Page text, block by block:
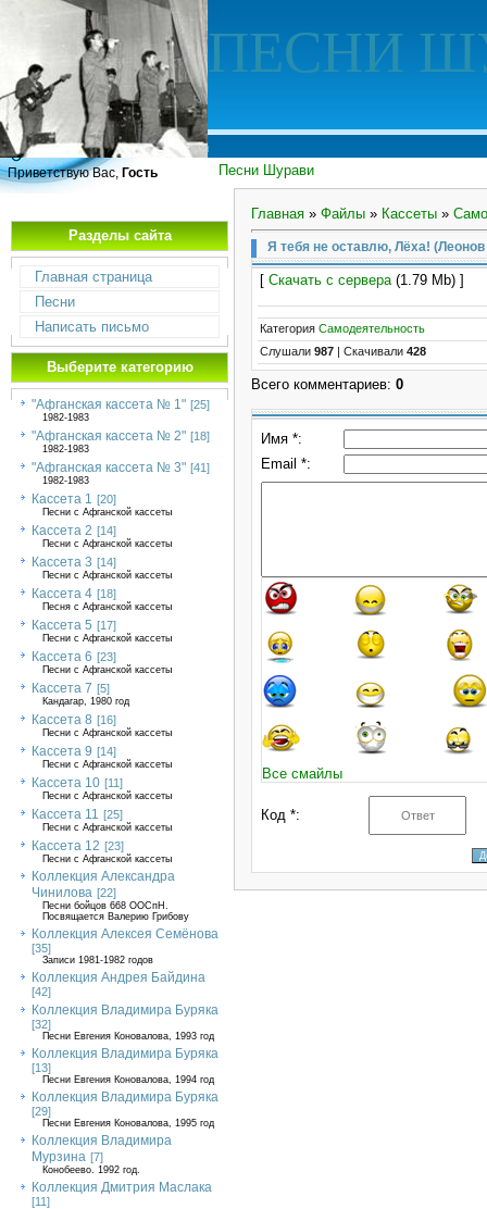
ПЕСНИ
Песни Шурави
Приветствую Вас, Гость
Разделы сайта
Главная страница
Песни
Написать письмо
Выберите категорию
"Афганская кассета № 1" [25]
1982-1983
"Афганская кассета № 2" [18]
1982-1983
"Афганская кассета № 3" [41]
1982-1983
Кассета 1 [20]
Песни с Афганской кассеты
Кассета 2 [14]
Песни с Афганской кассеты
Кассета 3 [14]
Песни с Афганской кассеты
Кассета 4 [18]
Песня с Афганской кассеты
Кассета 5 [17]
Песни с Афганской кассеты
Кассета 6 [23]
Песни с Афганской кассеты
Кассета 7 [5]
Кандагар, 1980 год
Кассета 8 [16]
Песни с Афганской кассеты
Кассета 9 [14]
Песни с Афганской кассеты
Кассета 10 [11]
Песни с Афганской кассеты
Кассета 11 [25]
Песни с Афганской кассеты
Кассета 12 [23]
Песни с Афганской кассеты
Коллекция Александра
Чинилова [22]
Песни бойцов 668 ООСпН.
Посвящается Валерию Грибову
Коллекция Алексея Семёнова
[35]
Записи 1981-1982 годов
Коллекция Андрея Байдина
[42]
Коллекция Владимира Буряка
[32]
Песни Евгения Коновалова, 1993 год
Коллекция Владимира Буряка
[13]
Песни Евгения Коновалова, 1994 год
Коллекция Владимира Буряка
[29]
Песни Евгения Коновалова, 1995 год
Коллекция Владимира
Мурзина [7]
Конобеево. 1992 год.
Коллекция Дмитрия Маслака
[11]
Главная » Файлы » Кассеты »
Я тебя не оставлю, Лёха!
[ Скачать с сервера(1.79 Mb) ]
Категория Самодеятельность
Слушали 987 Скачивали 428
Всего комментариев: 0
Имя *:
Email *:
Все смайлы
Код *: